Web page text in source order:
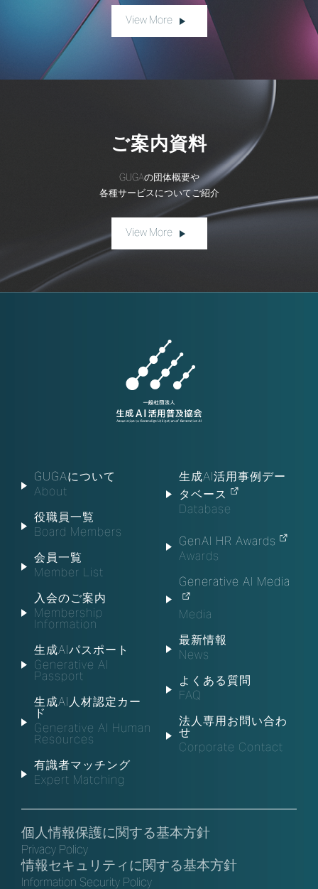
View More
ご案内資料
GUGAの団体概要や
各種サービスについてご紹介
View More
GUGAについて
About
役職員一覧
Board Members
会員一覧
Member List
入会のご案内
Membership
Information
生成AIパスポート
Generative AI
Passport
生成AI人材認定カー
ド
Generative AI Human
Resources
有識者マッチング
Expert Matching
生成AI活用事例デー
タベース
Database
GenAI HR Awards
Awards
Generative AI Media
Media
最新情報
News
よくある質問
FAQ
法人専用お問い合わ
せ
Corporate Contact
個人情報保護に関する基本方針
Privacy Policy
情報セキュリティに関する基本方針
Information Security Policy